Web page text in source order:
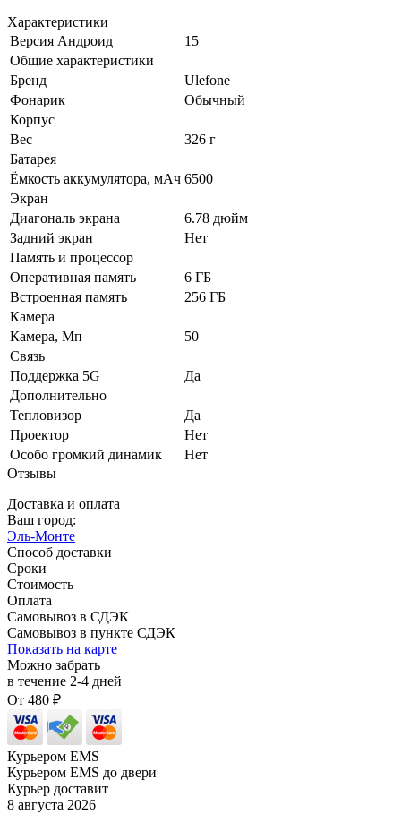
Характеристики
Версия Андроид
15
Общие характеристики
Бренд
Ulefone
Фонарик
Обычный
Корпус
Вес
326 г
Батарея
Ёмкость аккумулятора, мАч 6500
Экран
Диагональ экрана
6.78 дюйм
Задний экран
Нет
Память и процессор
Оперативная память
6 ГБ
Встроенная память
256 ГБ
Камера
Камера, Мп
50
Связь
Поддержка 5G
Да
Дополнительно
Тепловизор
Да
Проектор
Нет
Особо громкий динамик
Нет
Отзывы
Доставка и оплата
Ваш город:
Эль-Монте
Способ доставки
Сроки
Стоимость
Оплата
Самовывоз в СДЭК
Самовывоз в пункте СДЭК
Показать на карте
Можно забрать
в течение 2-4 дней
От 480 ₽
Курьером EMS
Курьером EMS до двери
Курьер доставит
8 августа 2026